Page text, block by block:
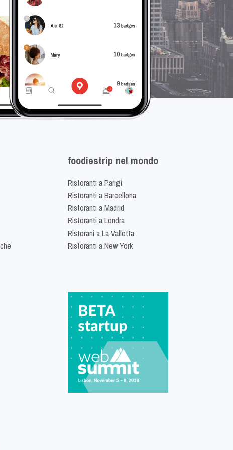
foodiestrip nel mondo
Ristoranti a Parigi
Ristoranti a Barcellona
Ristoranti a Madrid
Ristoranti a Londra
Ristorani a La Valletta
Ristoranti a New York